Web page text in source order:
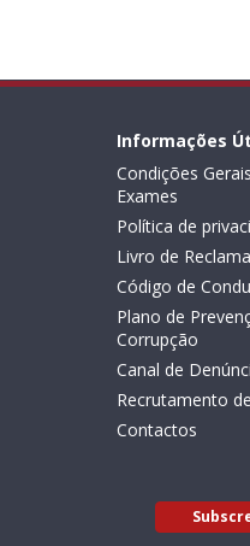
Informações
Condições
Exames
Política de
Livro de
Código de
Plano de
Corrupção
Canal de
Recrutamento
Contactos